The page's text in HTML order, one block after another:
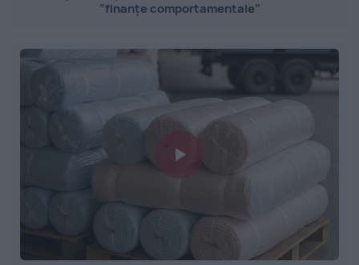
”finanțe comportamentale”